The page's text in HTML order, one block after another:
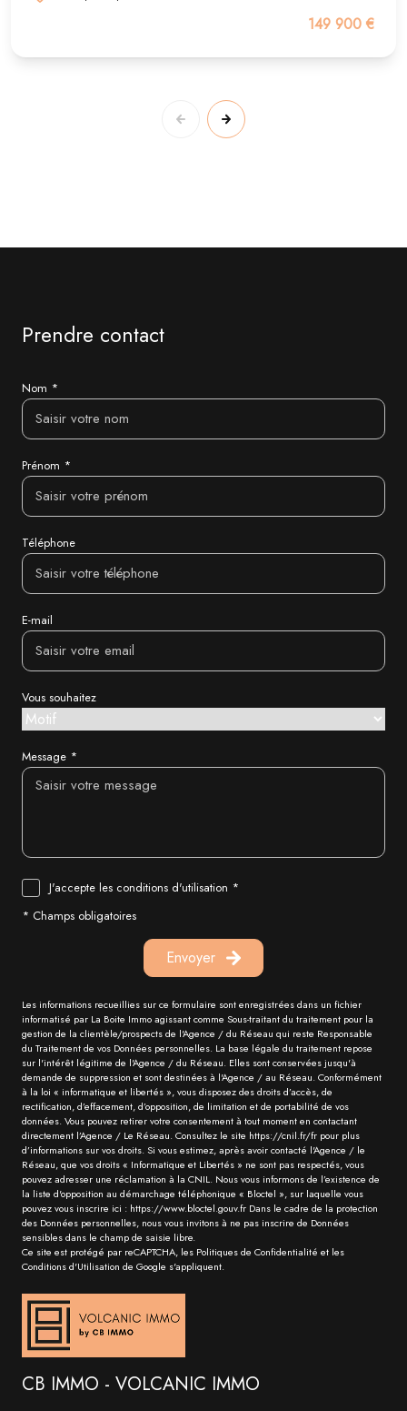
149 900 €
Prendre contact
Nom *
Prénom *
Téléphone
E-mail
Vous souhaitez
Message *
J'accepte les conditions d'utilisation *
* Champs obligatoires
Envoyer
Les informations recueillies sur ce formulaire sont enregistrées dans un fichier
informatisé par La Boite Immo agissant comme Sous-traitant du traitement pour la
gestion de la clientèle/prospects de l'Agence / du Réseau qui reste Responsable
du Traitement de vos Données personnelles. La base légale du traitement repose
sur l'intérêt légitime de l'Agence / du Réseau. Elles sont conservées jusqu'à
demande de suppression et sont destinées à l'Agence / au Réseau. Conformément
à la loi « informatique et libertés », vous disposez des droits d’accès, de
rectification, d’effacement, d’opposition, de limitation et de portabilité de vos
données. Vous pouvez retirer votre consentement à tout moment en contactant
directement l’Agence / Le Réseau. Consultez le site https://cnil.fr/fr pour plus
d’informations sur vos droits. Si vous estimez, après avoir contacté l'Agence / le
Réseau, que vos droits « Informatique et Libertés » ne sont pas respectés, vous
pouvez adresser une réclamation à la CNIL. Nous vous informons de l’existence de
la liste d'opposition au démarchage téléphonique « Bloctel », sur laquelle vous
pouvez vous inscrire ici : https://www.bloctel.gouv.fr Dans le cadre de la protection
des Données personnelles, nous vous invitons à ne pas inscrire de Données
sensibles dans le champ de saisie libre.
Ce site est protégé par reCAPTCHA, les Politiques de Confidentialité et les
Conditions d'Utilisation de Google s'appliquent.
CB IMMO - VOLCANIC IMMO